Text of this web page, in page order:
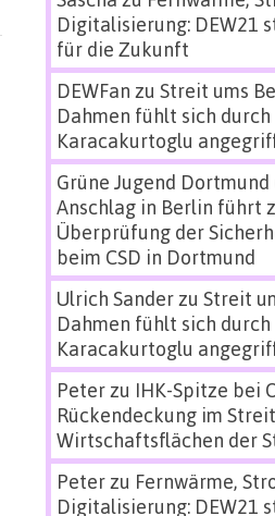
Digitalisierung: DEW21
für die Zukunft
DEWFan zu Streit ums
Dahmen fühlt sich durch
Karacakurtoglu
Grüne Jugend Dortmund
Anschlag in Berlin führt
Überprüfung der
beim CSD in Dortmund
Ulrich Sanderzu Streit
Dahmen fühlt sich durch
Karacakurtoglu
Peterzu IHK-Spitze bei
Rückendeckung im
Wirtschaftsflächen der
Peterzu Fernwärme,
Digitalisierung: DEW21